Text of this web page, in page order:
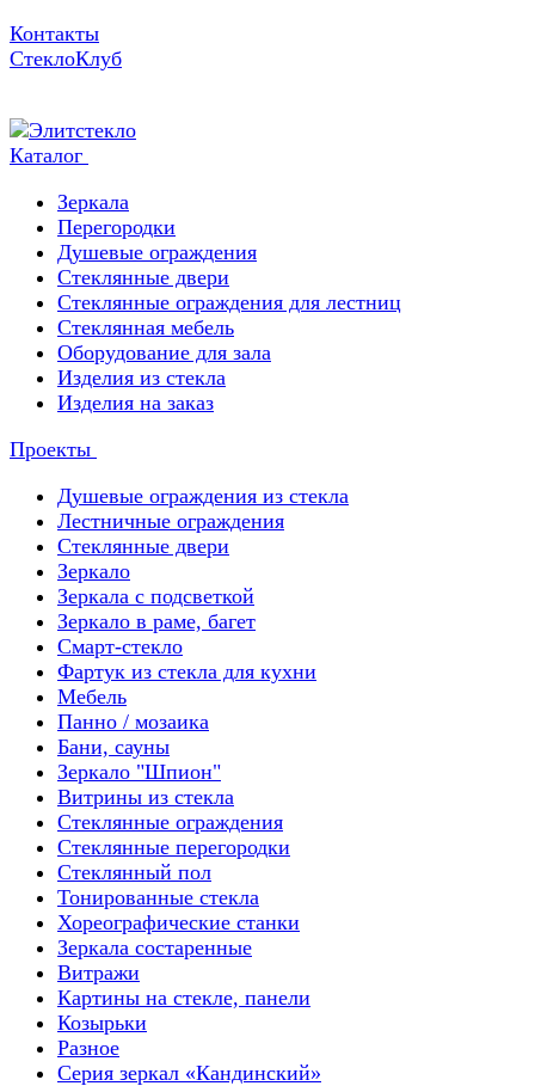
Контакты
СтеклоКлуб
Каталог
Зеркала
Перегородки
Душевые ограждения
Стеклянные двери
Стеклянные ограждения для лестниц
Стеклянная мебель
Оборудование для зала
Изделия из стекла
Изделия на заказ
Проекты
Душевые ограждения из стекла
Лестничные ограждения
Стеклянные двери
Зеркало
Зеркала с подсветкой
Зеркало в раме, багет
Смарт-стекло
Фартук из стекла для кухни
Мебель
Панно / мозаика
Бани, сауны
Зеркало "Шпион"
Витрины из стекла
Стеклянные ограждения
Стеклянные перегородки
Стеклянный пол
Тонированные стекла
Хореографические станки
Зеркала состаренные
Витражи
Картины на стекле, панели
Козырьки
Разное
Серия зеркал «Кандинский»